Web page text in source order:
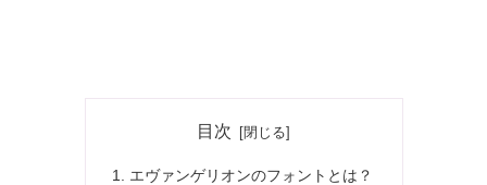
目次
エヴァンゲリオンのフォントとは？